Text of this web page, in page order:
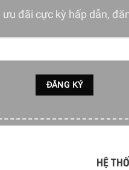
sự tinh tế và tỉ mỉ, sản
chỉ sở hữu một sản
ưu đãi cực kỳ hấp dẫn,
HỆ